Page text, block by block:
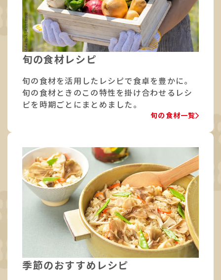
旬の食材レシピ
旬の食材を活用したレシピで食卓を豊かに。
旬の食材ときのこの特性を掛け合わせるレシ
ピを時期ごとにまとめました。
旬の食材一覧
季節のおすすめレシピ